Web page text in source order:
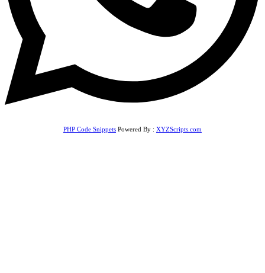
PHP Code Snippets Powered By : XYZScripts.com